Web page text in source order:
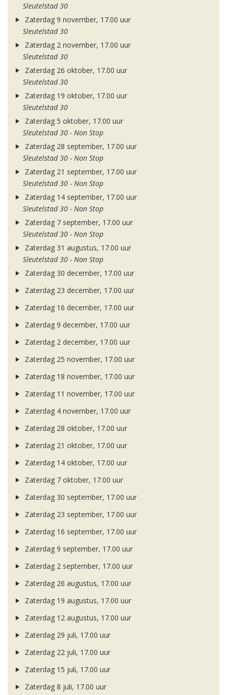
Sleutelstad 30
Zaterdag 9 november, 17.00 uur
Sleutelstad 30
Zaterdag 2 november, 17.00 uur
Sleutelstad 30
Zaterdag 26 oktober, 17.00 uur
Sleutelstad 30
Zaterdag 19 oktober, 17.00 uur
Sleutelstad 30
Zaterdag 5 oktober, 17.00 uur
Sleutelstad 30 - Non Stop
Zaterdag 28 september, 17.00 uur
Sleutelstad 30 - Non Stop
Zaterdag 21 september, 17.00 uur
Sleutelstad 30 - Non Stop
Zaterdag 14 september, 17.00 uur
Sleutelstad 30 - Non Stop
Zaterdag 7 september, 17.00 uur
Sleutelstad 30 - Non Stop
Zaterdag 31 augustus, 17.00 uur
Sleutelstad 30 - Non Stop
Zaterdag 30 december, 17.00 uur
Zaterdag 23 december, 17.00 uur
Zaterdag 16 december, 17.00 uur
Zaterdag 9 december, 17.00 uur
Zaterdag 2 december, 17.00 uur
Zaterdag 25 november, 17.00 uur
Zaterdag 18 november, 17.00 uur
Zaterdag 11 november, 17.00 uur
Zaterdag 4 november, 17.00 uur
Zaterdag 28 oktober, 17.00 uur
Zaterdag 21 oktober, 17.00 uur
Zaterdag 14 oktober, 17.00 uur
Zaterdag 7 oktober, 17.00 uur
Zaterdag 30 september, 17.00 uur
Zaterdag 23 september, 17.00 uur
Zaterdag 16 september, 17.00 uur
Zaterdag 9 september, 17.00 uur
Zaterdag 2 september, 17.00 uur
Zaterdag 26 augustus, 17.00 uur
Zaterdag 19 augustus, 17.00 uur
Zaterdag 12 augustus, 17.00 uur
Zaterdag 29 juli, 17.00 uur
Zaterdag 22 juli, 17.00 uur
Zaterdag 15 juli, 17.00 uur
Zaterdag 8 juli, 17.00 uur